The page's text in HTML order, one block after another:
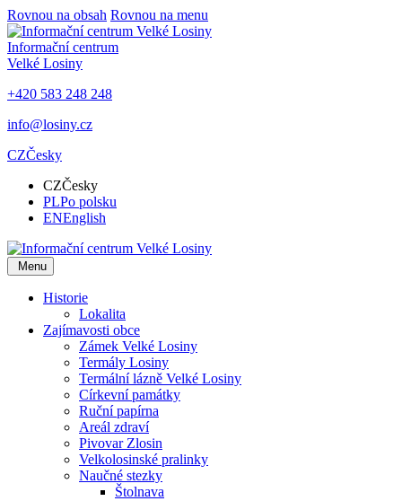
Rovnou na obsah Rovnou na menu
Informační centrum
Velké Losiny
+420 583 248 248
info@losiny.cz
CZČesky
CZČesky
PLPo polsku
ENEnglish
Menu
Historie
Lokalita
Zajímavosti obce
Zámek Velké Losiny
Termály Losiny
Termální lázně Velké Losiny
Církevní památky
Ruční papírna
Areál zdraví
Pivovar Zlosin
Velkolosinské pralinky
Naučné stezky
Štolnava